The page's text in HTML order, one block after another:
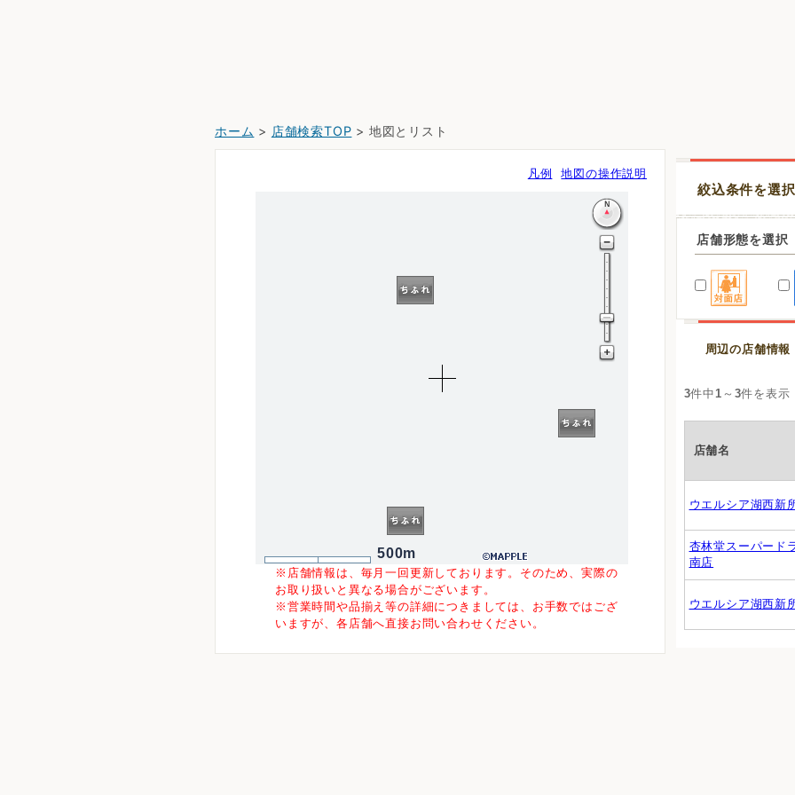
ホーム > 店舗検索TOP > 地図とリスト
凡例 地図の操作説明
500m
※店舗情報は、毎月一回更新しております。そのため、実際の
お取り扱いと異なる場合がございます。
※営業時間や品揃え等の詳細につきましては、お手数ではござ
いますが、各店舗へ直接お問い合わせください。
絞込条件を選
店舗形態を選択
周辺の店舗情報
3件中 1 ～ 3件を表示
店舗名
ウエルシア湖西新
杏林堂スーパード
南店
ウエルシア湖西新